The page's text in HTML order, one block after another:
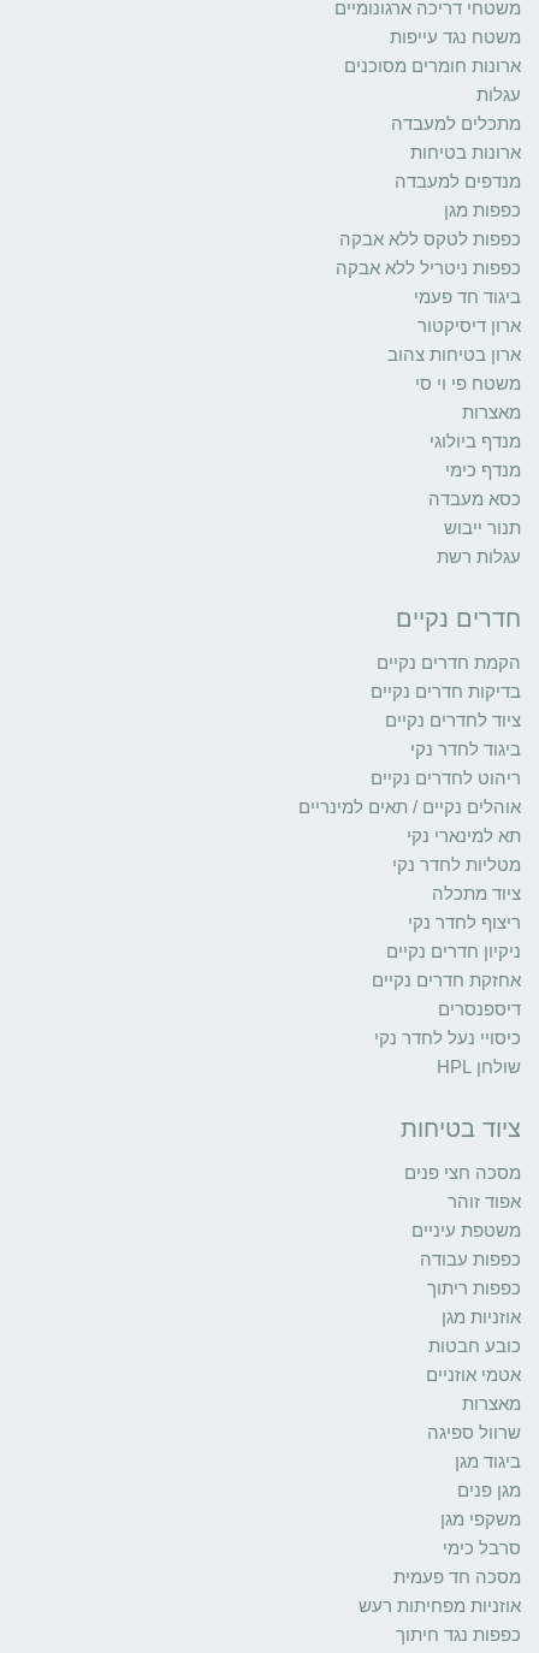
משטחי דריכה ארגונומיים
משטח נגד עייפות
ארונות חומרים מסוכנים
עגלות
מתכלים למעבדה
ארונות בטיחות
מנדפים למעבדה
כפפות מגן
כפפות לטקס ללא אבקה
כפפות ניטריל ללא אבקה
ביגוד חד פעמי
ארון דיסיקטור
ארון בטיחות צהוב
משטח פי וי סי
מאצרות
מנדף ביולוגי
מנדף כימי
כסא מעבדה
תנור ייבוש
עגלות רשת
חדרים נקיים
הקמת חדרים נקיים
בדיקות חדרים נקיים
ציוד לחדרים נקיים
ביגוד לחדר נקי
ריהוט לחדרים נקיים
אוהלים נקיים / תאים למינריים
תא למינארי נקי
מטליות לחדר נקי
ציוד מתכלה
ריצוף לחדר נקי
ניקיון חדרים נקיים
אחזקת חדרים נקיים
דיספנסרים
כיסויי נעל לחדר נקי
שולחן HPL
ציוד בטיחות
מסכה חצי פנים
אפוד זוהר
משטפת עיניים
כפפות עבודה
כפפות ריתוך
אוזניות מגן
כובע חבטות
אטמי אוזניים
מאצרות
שרוול ספיגה
ביגוד מגן
מגן פנים
משקפי מגן
סרבל כימי
מסכה חד פעמית
אוזניות מפחיתות רעש
כפפות נגד חיתוך